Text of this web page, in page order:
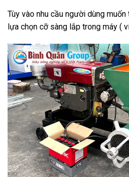
Tùy vào nhu cầu người dùng
lựa chọn cỡ sàng lắp trong máy (